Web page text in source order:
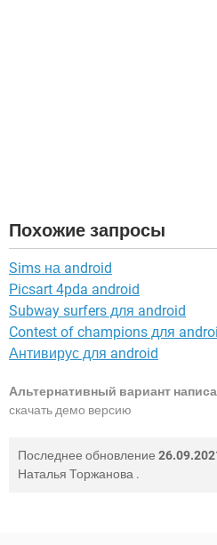
Похожие запросы
Sims на android
Picsart 4pda android
Subway surfers для android
Contest of champions для
Антивирус для android
Альтернативный вариант
скачать демо версию
Последнее обновление
Наталья Торжанова .